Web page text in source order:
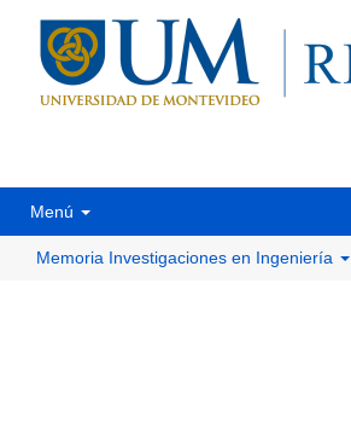
Menú
Memoria Investigaciones en Ingeniería